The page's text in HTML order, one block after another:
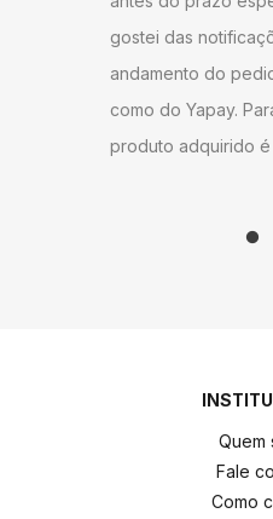
ambiente
estar.
Quem
Fale
Como